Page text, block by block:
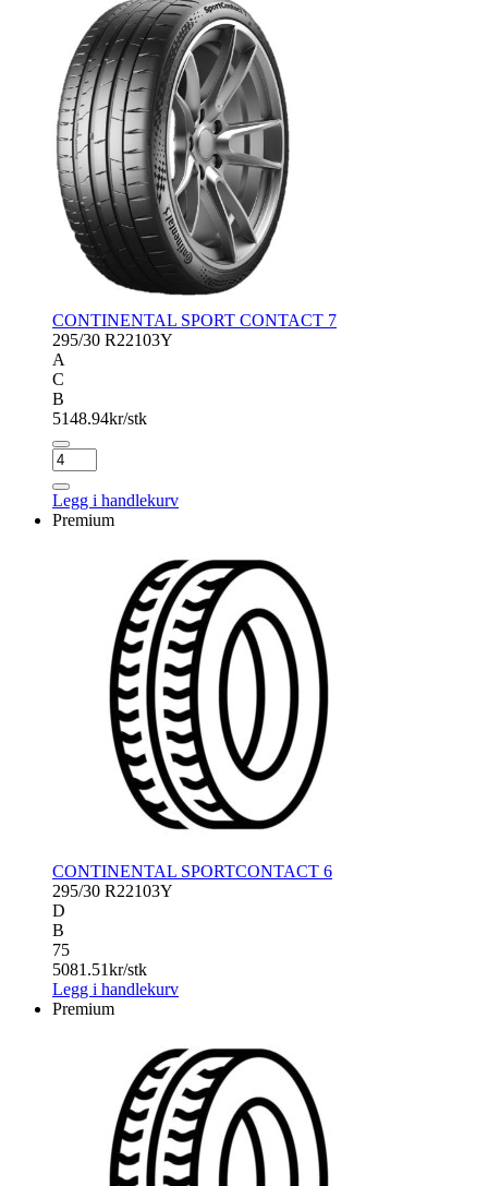
CONTINENTAL SPORT CONTACT 7
295/30 R22103Y
A
C
B
5148.94kr/stk
CONTINENTAL
SPORT
CONTACT
7
Legg i handlekurv
Premium
CONTINENTAL SPORTCONTACT 6
295/30 R22103Y
D
B
75
5081.51kr/stk
Legg i handlekurv
Premium